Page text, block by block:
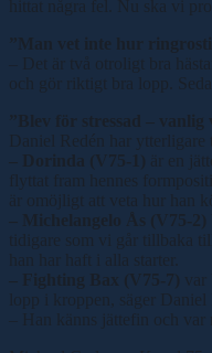
hittat några fel. Nu ska vi
”Man vet inte hur
– Det är två otroligt bra
och gör riktigt bra lopp.
”Blev för stressad –
Daniel Redén har ytterligare
– Dorinda (V75-1) är en
flyttat fram hennes
är omöjligt att veta hur han
– Michelangelo Ås (V75-2)
tidigare som vi går tillbaka
han har haft i alla starter.
– Fighting Bax (V75-7) var
lopp i kroppen, säger Daniel
– Han känns jättefin och